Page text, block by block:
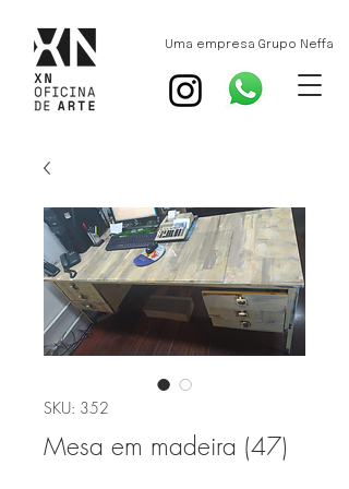
Uma empresa Grupo Neffa
SKU: 352
Mesa em madeira (47)